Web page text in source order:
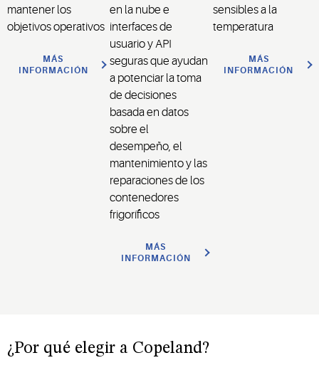
mantener los
objetivos operativos
MÁS
INFORMACIÓN
en la nube e
interfaces de
usuario y API
seguras que ayudan
a potenciar la toma
de decisiones
basada en datos
sobre el
desempeño, el
mantenimiento y las
reparaciones de los
contenedores
frigoríficos
MÁS
INFORMACIÓN
sensibles a la
temperatura
MÁS
INFORMACIÓN
¿Por qué elegir a Copeland?